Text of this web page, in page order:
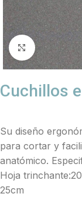
Click to
Cuchillos
Su diseño
para cortar y
anatómico.
Hoja
25cm